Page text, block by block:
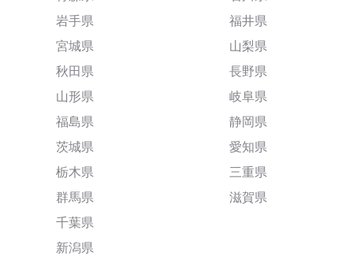
岩手県
宮城県
秋田県
山形県
福島県
茨城県
栃木県
群馬県
千葉県
新潟県
福井県
山梨県
長野県
岐阜県
静岡県
愛知県
三重県
滋賀県